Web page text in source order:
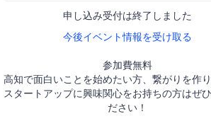
申し込み受付は終了しました
今後イベント情報を受け取る
参加費無料
高知で面白いことを始めたい方、繋がりを作り
スタートアップに興味関心をお持ちの方はぜ
ださい！